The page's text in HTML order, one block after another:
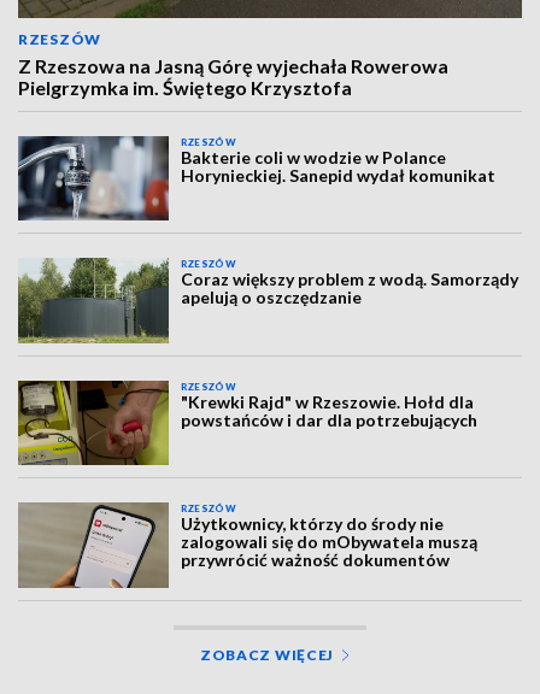
RZESZÓW
Z Rzeszowa na Jasną Górę wyjechała Rowerowa
Pielgrzymka im. Świętego Krzysztofa
RZESZÓW
Bakterie coli w wodzie w Polance
Horynieckiej. Sanepid wydał komunikat
RZESZÓW
Coraz większy problem z wodą. Samorządy
apelują o oszczędzanie
RZESZÓW
"Krewki Rajd" w Rzeszowie. Hołd dla
powstańców i dar dla potrzebujących
RZESZÓW
Użytkownicy, którzy do środy nie
zalogowali się do mObywatela muszą
przywrócić ważność dokumentów
ZOBACZ WIĘCEJ